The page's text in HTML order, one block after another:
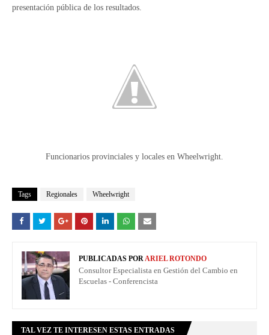
presentación pública de los resultados.
Funcionarios provinciales y locales en Wheelwright.
Tags Regionales Wheelwright
PUBLICADAS PORARIEL ROTONDO
Consultor Especialista en Gestión del Cambio en
Escuelas - Conferencista
TAL VEZ TE INTERESEN ESTAS ENTRADAS